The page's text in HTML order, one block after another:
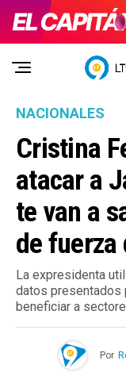
NACIONALES
Cristina
atacar a
te van a
de fuerza
La expresidenta
datos presentados
beneficiar a
Por